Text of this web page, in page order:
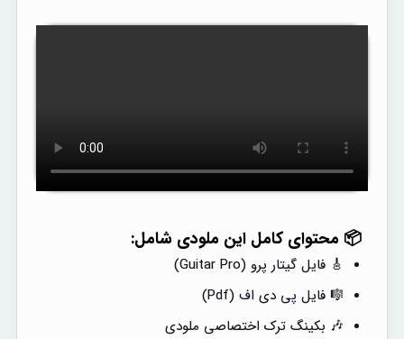
📦 محتوای کامل این ملودی شامل:
🎸 فایل گیتار پرو (Guitar Pro)
🎼 فایل پی دی اف (Pdf)
🎶 بکینگ ترک اختصاصی ملودی